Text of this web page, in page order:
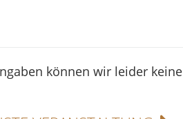
können wir leider keine